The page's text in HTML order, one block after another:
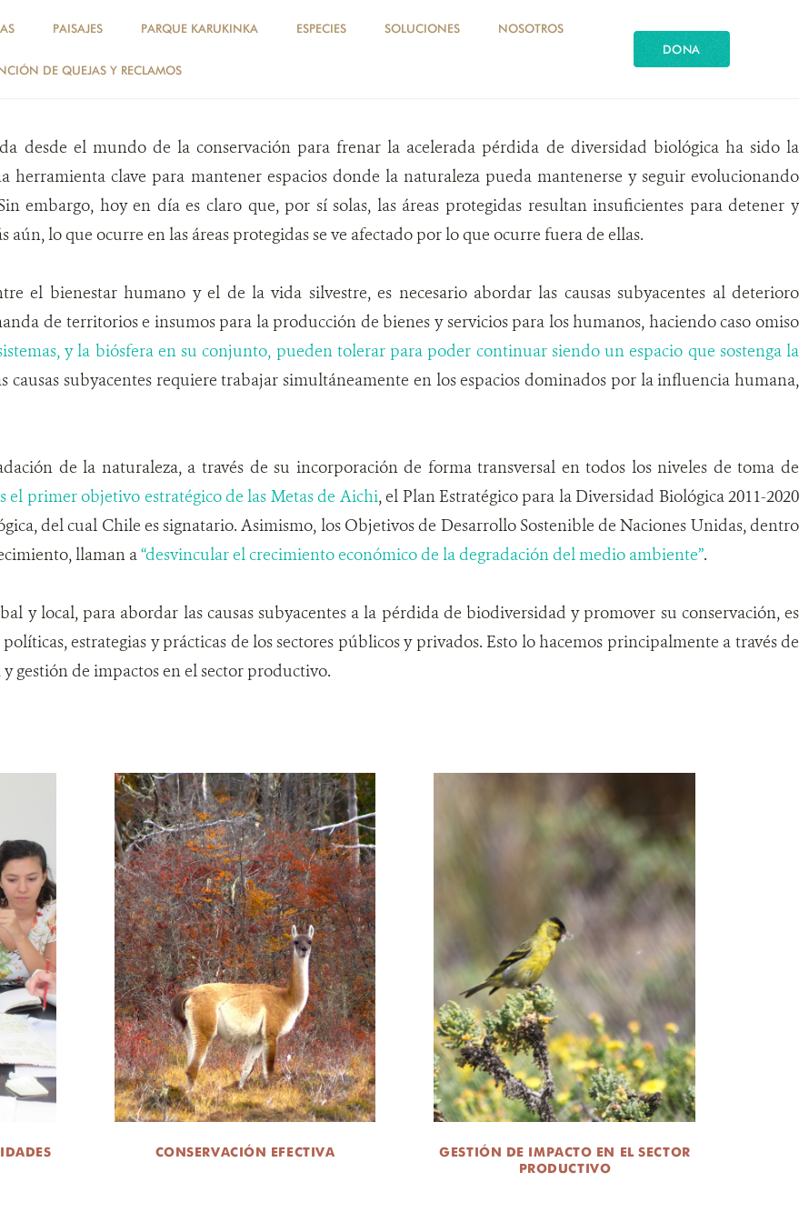
PAISAJES PARQUE KARUKINKA ESPECIES SOLUCIONES NOSOTROS
DE QUEJAS Y RECLAMOS
DONA
Y DESARROLLO
desde el mundo de la conservación para frenar la acelerada pérdida de diversidad biológica ha sido la
herramienta clave para mantener espacios donde la naturaleza pueda mantenerse y seguir evolucionando
embargo, hoy en día es claro que, por sí solas, las áreas protegidas resultan insuficientes para detener y
lo que ocurre en las áreas protegidas se ve afectado por lo que ocurre fuera de ellas.
el bienestar humano y el de la vida silvestre, es necesario abordar las causas subyacentes al deterioro
de territorios e insumos para la producción de bienes y servicios para los humanos, haciendo caso omiso
y la biósfera en su conjunto, pueden tolerar para poder continuar siendo un espacio que sostenga la
causas subyacentes requiere trabajar simultáneamente en los espacios dominados por la influencia humana,
de la naturaleza, a través de su incorporación de forma transversal en todos los niveles de toma de
el primer objetivo estratégico de las Metas de Aichi, el Plan Estratégico para la Diversidad Biológica 2011-2020
del cual Chile es signatario. Asimismo, los Objetivos de Desarrollo Sostenible de Naciones Unidas, dentro
llaman a“desvincular el crecimiento económico de la degradación del medio ambiente”.
y local, para abordar las causas subyacentes a la pérdida de biodiversidad y promover su conservación, es
estrategias y prácticas de los sectores públicos y privados. Esto lo hacemos principalmente a través de
gestión de impactos en el sector productivo.
CONSERVACIÓN EFECTIVA
GESTIÓN DE IMPACTO EN EL SECTOR
PRODUCTIVO